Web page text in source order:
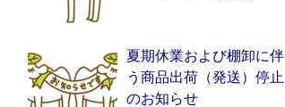
夏期休業および棚卸に伴
う商品出荷（発送）停止
のお知らせ